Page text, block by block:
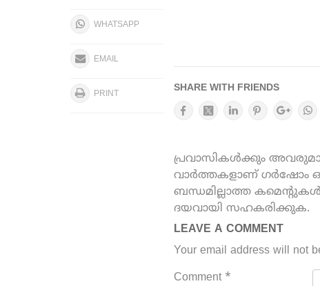
WHATSAPP
EMAIL
PRINT
SHARE WITH FRIENDS
പ്രവാസികൾക്കും
വാർത്തകളാണ് ഗർഷോം
ബന്ധമില്ലാത്ത
ദയവായി സഹകരിക്കുക.
LEAVE A COMMENT
Your email address will not
Comment *